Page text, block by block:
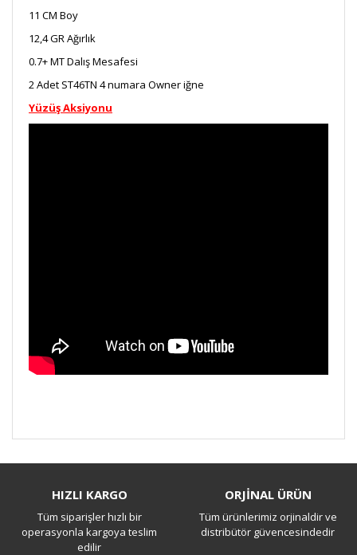
11 CM Boy
12,4 GR Ağırlık
0.7+ MT Dalış Mesafesi
2 Adet ST46TN 4 numara Owner iğne
Yüzüş Aksiyonu
Yorum Yaz
HIZLI KARGO
Tüm siparişler hızlı bir
operasyonla kargoya teslim
edilir
ORJİNAL ÜRÜN
Tüm ürünlerimiz orjinaldir ve
distribütör güvencesindedir